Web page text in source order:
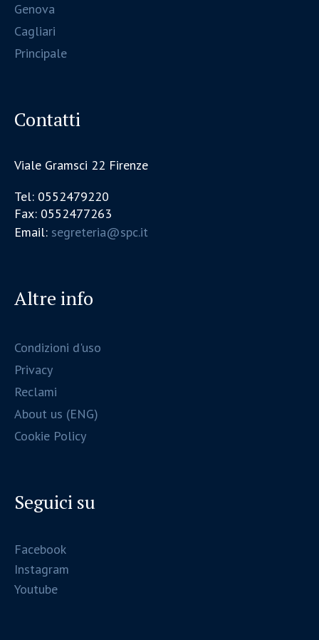
Genova
Cagliari
Principale
Contatti
Viale Gramsci 22 Firenze
Tel: 0552479220
Fax: 0552477263
Email: segreteria@spc.it
Altre info
Condizioni d'uso
Privacy
Reclami
About us (ENG)
Cookie Policy
Seguici su
Facebook
Instagram
Youtube